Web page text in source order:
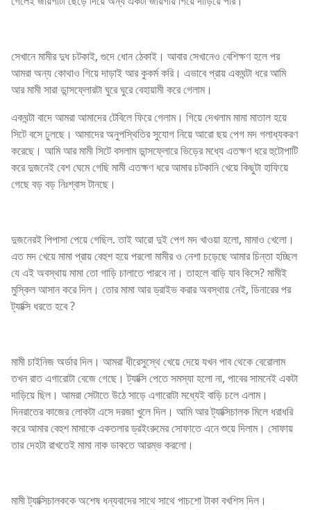
সেখানে মামীর দুধ চটকাই, গুদে ধোন ঠেকাই। আবার সেখানেও বেশিক্ষণ হলে পর
আমরা অন্য কোথাও গিয়ে দাড়াই আর কুকর্ম করি। এভাবে প্রায় একঘন্টা ধরে আমি
আর মামী সারা ডান্সফ্লোরটা ঘুরে ঘুরে বেহায়ামী করে গেলাম।
একঘন্টা বাদে আমরা আমাদের টেবিলে ফিরে গেলাম। গিয়ে দেখলাম মামা মাতাল হয়ে
সিটে বসে ঢুলছে। আমাদের অনুপস্থিতির সুযোগ নিয়ে আরো ছয় পেগ মদ গলাধ্যকরণ
করেছে। আমি আর মামী সিটে বসলাম ডান্সফ্লোরে ভিড়ের মধ্যে এতক্ষণ ধরে হুটোপাটি
করে দুজনেই বেশ ঘেমে গেছি মামী এতক্ষণ ধরে আমার চটকানি খেয়ে কিছুটা হাফিয়ে
গেছে বড় বড় নিঃশ্বাস টানছে।
দুজনেরই পিপাসা পেয়ে গেছিল. তাই আরো দুই পেগ মদ খাওয়া হলো, মামাও খেলো।
এত মদ খেয়ে মামা প্রায় বেহুশ হয়ে পরলো মামীর ও নেশা চড়েছে আমার চিন্তা হচ্ছিল
যে এই অবস্থায় মামা তো গাড়ি চালাতে পারবে না। তাহলে বাড়ি যাব কিসে? মামীই
মুস্কিল আসান করে দিল। তোর মামা আর ড্রাইভ করার অবস্থায় নেই, ডিনারের পর
ট্যাক্সি ধরতে হবে ?
মামী চাইনিজ অর্ডার দিল। আমরা ধীরেসুস্থে খেয়ে দেয়ে যখন পাব থেকে বেরোলাম
তখন রাত এগারোটা বেজে গেছে। ট্যাক্সি পেতে সমস্যা হলো না, পাবের সামনেই একটা
দাড়িয়ে ছিল। আমরা সেটাতে উঠে সাড়ে এগারোটা মধ্যেই বাড়ি চলে এলাম।
দিনরাতের কাজের লোকটা এসে দরজা খুলে দিল। আমি আর ট্যাক্সিচালক মিলে ধরাধরি
করে আমার বেহুশ মামাকে একতলার ড্রইংরুমের সোফাতে এনে শুয়ে দিলাম। সোফায়
তার দেহটা রাখতেই মামা নাক ডাকতে আরম্ভ করলো।
মামী ট্যাক্সিচালককে অশেষ ধন্যবাদের সাথে সাথে পাচশো টাকা বখশিস দিল।